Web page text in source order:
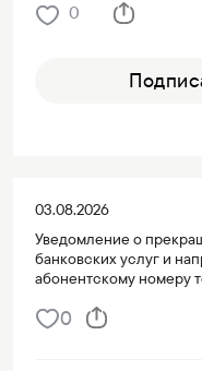
0
03.08.2026
Уведомление о
банковских услуг и
абонентскому номеру
0